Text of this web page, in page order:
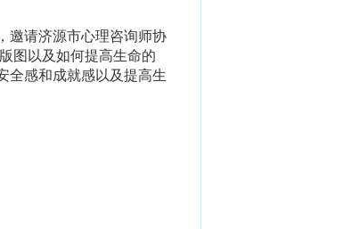
邀请济源市心理咨询师协
图以及如何提高生命的
全感和成就感以及提高生